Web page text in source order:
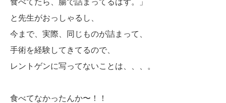
と先生がおっしゃるし、
今まで、実際、同じものが詰まって、
手術を経験してきてるので、
レントゲンに写ってないことは、、、。
食べてなかったんか〜！！